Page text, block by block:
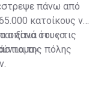
πάνω από
κατοίκους να
σπίτια τους τις
της πόλης
ξανά ότι «ο